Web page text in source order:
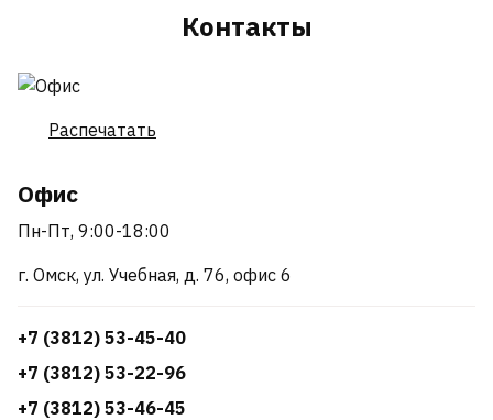
Контакты
Распечатать
Офис
Пн-Пт, 9:00-18:00
г. Омск, ул. Учебная, д. 76, офис 6
+7 (3812) 53-45-40
+7 (3812) 53-22-96
+7 (3812) 53-46-45